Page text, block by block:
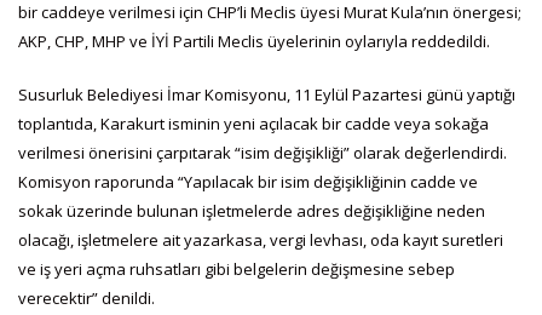
bir caddeye verilmesi için CHP’li Meclis üyesi Murat Kula’nın önergesi;
AKP, CHP, MHP ve İYİ Partili Meclis üyelerinin oylarıyla reddedildi.
Susurluk Belediyesi İmar Komisyonu, 11 Eylül Pazartesi günü yaptığı
toplantıda, Karakurt isminin yeni açılacak bir cadde veya sokağa
verilmesi önerisini çarpıtarak “isim değişikliği” olarak değerlendirdi.
Komisyon raporunda “Yapılacak bir isim değişikliğinin cadde ve
sokak üzerinde bulunan işletmelerde adres değişikliğine neden
olacağı, işletmelere ait yazarkasa, vergi levhası, oda kayıt suretleri
ve iş yeri açma ruhsatları gibi belgelerin değişmesine sebep
verecektir” denildi.